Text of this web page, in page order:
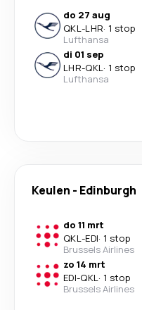
do 27 aug
QKL-LHR· 1 stop
Lufthansa
di 01 sep
LHR-QKL· 1 stop
Lufthansa
Keulen - Edinburgh
do 11 mrt
QKL-EDI· 1 stop
Brussels Airlines
zo 14 mrt
EDI-QKL· 1 stop
Brussels Airlines